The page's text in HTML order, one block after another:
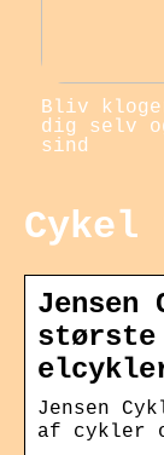
Bliv
dig selv
sind
Jensen
største
Jensen
af cykler